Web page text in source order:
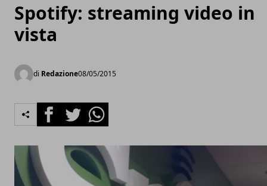
Spotify: streaming video in
vista
di Redazione08/05/2015
FacebookTwitterWhatsapp